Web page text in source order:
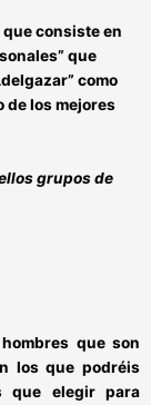
consiste en
que
como
de losmejores
grupos de
que son
los que podréis
que elegir para